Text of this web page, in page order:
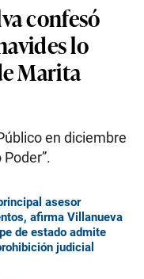
confesó
lo
Marita
en diciembre
asesor
afirma Villanueva
de estado admite
judicial